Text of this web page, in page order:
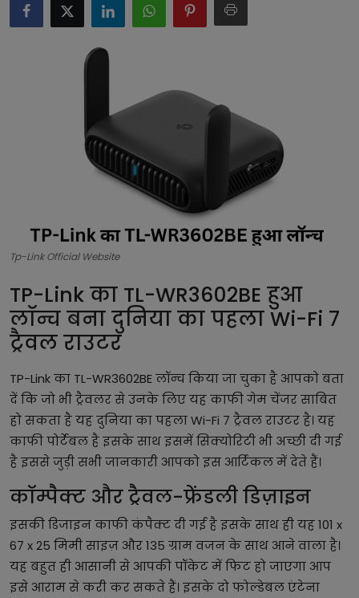
टेक्नोलॉजी
लाइफस्टाइल
Tp-Link Official Website
TP-Link का TL-WR3602BE हुआ
लॉन्च बना दुनिया का पहला Wi-Fi 7
ट्रैवल राउटर
TP-Link का TL-WR3602BE लॉन्च किया जा चुका है आपको बता
दें कि जो भी ट्रैवलर से उनके लिए यह काफी गेम चेंजर साबित
हो सकता है यह दुनिया का पहला Wi-Fi 7 ट्रैवल राउटर है। यह
काफी पोर्टेबल है इसके साथ इसमें सिक्योरिटी भी अच्छी दी गई
है इससे जुड़ी सभी जानकारी आपको इस आर्टिकल में देते हैं।
कॉम्पैक्ट और ट्रैवल-फ्रेंडली डिज़ाइन
इसकी डिजाइन काफी कंपैक्ट दी गई है इसके साथ ही यह 101 x
67 x 25 मिमी साइज़ और 135 ग्राम वजन के साथ आने वाला है।
यह बहुत ही आसानी से आपकी पॉकेट में फिट हो जाएगा आप
इसे आराम से करी कर सकते हैं। इसके दो फोल्डेबल एंटेना